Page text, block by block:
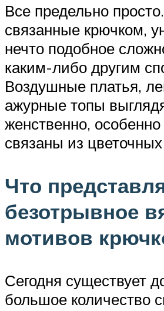
Все предельно
связанные крючком,
нечто подобное
каким-либо другим
Воздушные платья,
ажурные топы
женственно,
связаны из
Что
безотрывное
мотивов
Сегодня существует
большое количество